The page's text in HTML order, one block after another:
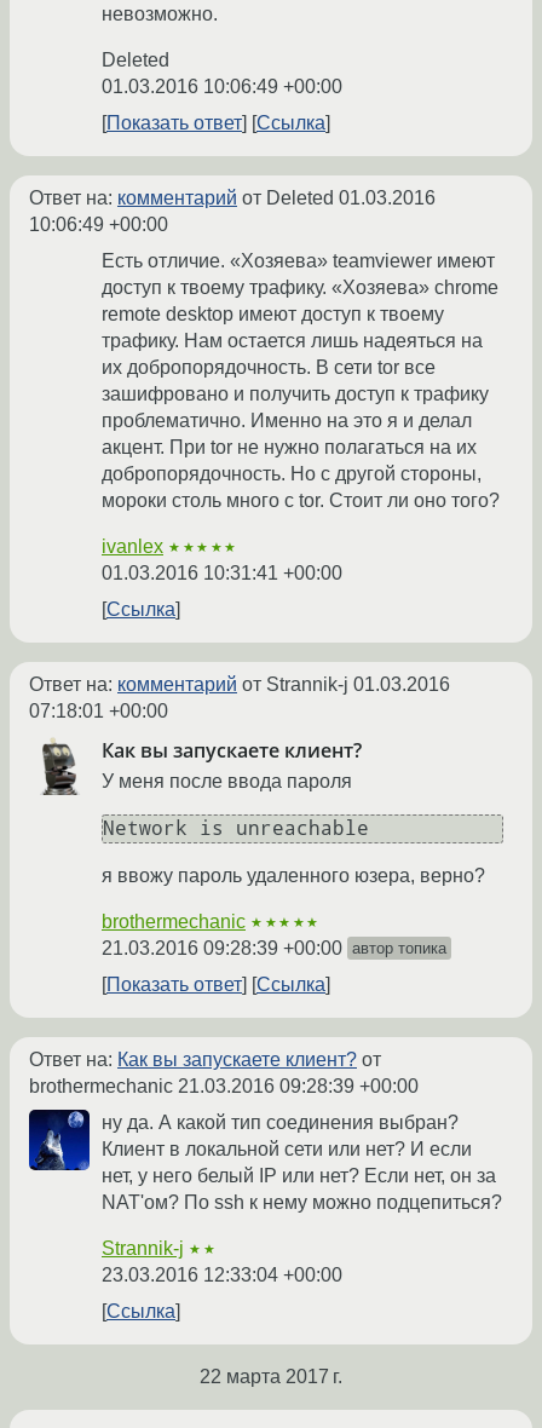
невозможно.
Deleted
01.03.2016 10:06:49 +00:00
Показать ответ
Ссылка
Ответ на: комментарий от Deleted 01.03.2016
10:06:49 +00:00
Есть отличие. «Хозяева» teamviewer имеют
доступ к твоему трафику. «Хозяева» chrome
remote desktop имеют доступ к твоему
трафику. Нам остается лишь надеяться на
их добропорядочность. В сети tor все
зашифровано и получить доступ к трафику
проблематично. Именно на это я и делал
акцент. При tor не нужно полагаться на их
добропорядочность. Но с другой стороны,
мороки столь много с tor. Стоит ли оно того?
ivanlex ★★★★★
01.03.2016 10:31:41 +00:00
Ссылка
Ответ на: комментарий от Strannik-j 01.03.2016
07:18:01 +00:00
Как вы запускаете клиент?
У меня после ввода пароля
я ввожу пароль удаленного юзера, верно?
brothermechanic ★★★★★
21.03.2016 09:28:39 +00:00 автор топика
Показать ответ Ссылка
Ответ на: Как вы запускаете клиент? от
brothermechanic 21.03.2016 09:28:39 +00:00
ну да. А какой тип соединения выбран?
Клиент в локальной сети или нет? И если
нет, у него белый IP или нет? Если нет, он за
NAT'ом? По ssh к нему можно подцепиться?
Strannik-j ★★
23.03.2016 12:33:04 +00:00
Ссылка
22 марта 2017 г.